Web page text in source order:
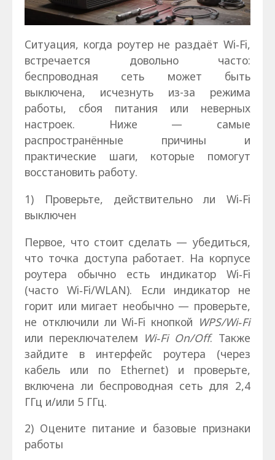
Ситуация, когда роутер не раздаёт Wi‑Fi,
встречается довольно часто:
беспроводная сеть может быть
выключена, исчезнуть из-за режима
работы, сбоя питания или неверных
настроек. Ниже — самые
распространённые причины и
практические шаги, которые помогут
восстановить работу.
1) Проверьте, действительно ли Wi‑Fi
выключен
Первое, что стоит сделать — убедиться,
что точка доступа работает. На корпусе
роутера обычно есть индикатор Wi‑Fi
(часто Wi‑Fi/WLAN). Если индикатор не
горит или мигает необычно — проверьте,
не отключили ли Wi‑Fi кнопкой WPS/Wi‑Fi
или переключателем Wi‑Fi On/Off. Также
зайдите в интерфейс роутера (через
кабель или по Ethernet) и проверьте,
включена ли беспроводная сеть для 2,4
ГГц и/или 5 ГГц.
2) Оцените питание и базовые признаки
работы